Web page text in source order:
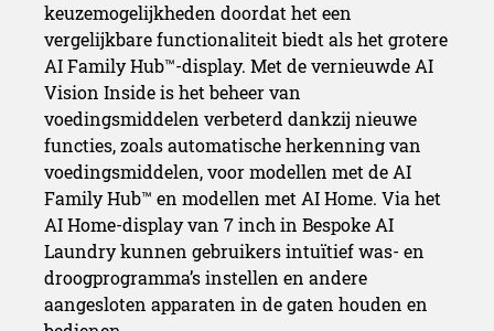
keuzemogelijkheden doordat het een
vergelijkbare functionaliteit biedt als het grotere
AI Family Hub™-display. Met de vernieuwde AI
Vision Inside is het beheer van
voedingsmiddelen verbeterd dankzij nieuwe
functies, zoals automatische herkenning van
voedingsmiddelen, voor modellen met de AI
Family Hub™ en modellen met AI Home. Via het
AI Home-display van 7 inch in Bespoke AI
Laundry kunnen gebruikers intuïtief was- en
droogprogramma’s instellen en andere
aangesloten apparaten in de gaten houden en